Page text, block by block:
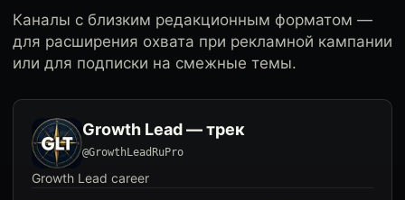
Каналы с близким редакционным форматом —
для расширения охвата при рекламной кампании
или для подписки на смежные темы.
Growth Lead — трек
@GrowthLeadRuPro
Growth Lead career